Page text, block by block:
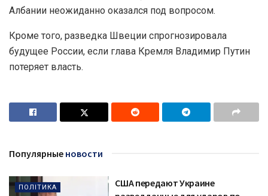
Албании неожиданно оказался под вопросом.
Кроме того, разведка Швеции спрогнозировала
будущее России, если глава Кремля Владимир Путин
потеряет власть.
Популярные новости
ПОЛІТИКА
США передают Украине